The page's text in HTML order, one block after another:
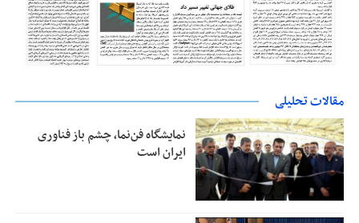
مقالات تحلیلی
نمایشگاه فن‌نما، چشم باز فناوری
ایران است